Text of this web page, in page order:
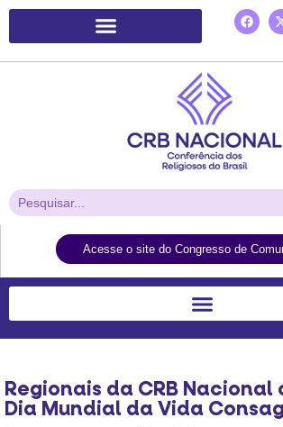
Acesse o site do Congresso de
Regionais da CRB
Dia Mundial da Vida